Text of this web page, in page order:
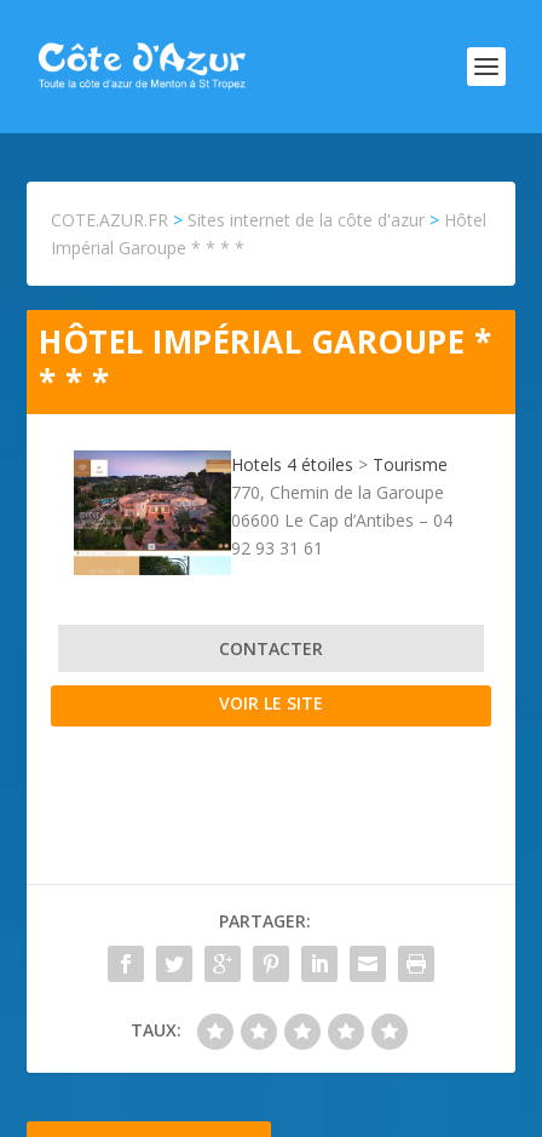
COTE.AZUR.FR > Sites internet de la côte d'azur > Hôtel
Impérial Garoupe * * * *
HÔTEL IMPÉRIAL GAROUPE *
* * *
Hotels 4 étoiles > Tourisme
770, Chemin de la Garoupe
06600 Le Cap d’Antibes – 04
92 93 31 61
CONTACTER
VOIR LE SITE
PARTAGER:
TAUX: